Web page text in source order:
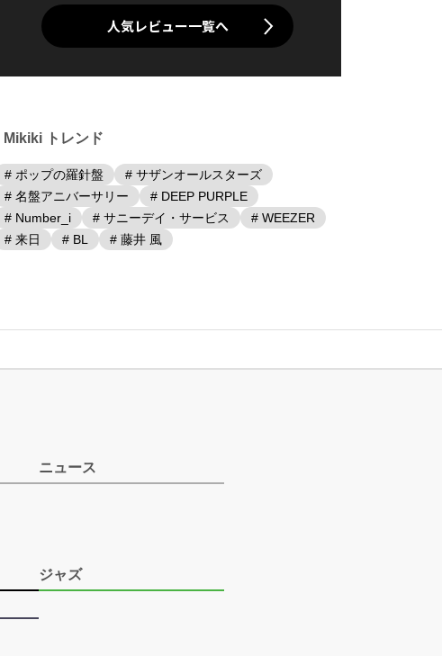
人気レビュー一覧へ
Mikiki トレンド
# ポップの羅針盤
# サザンオールスターズ
# 名盤アニバーサリー
# DEEP PURPLE
# Number_i
# サニーデイ・サービス
# WEEZER
# 来日
# BL # 藤井 風
ニュース
ジャズ